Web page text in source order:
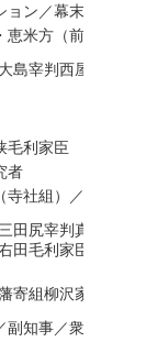
ョン／幕末維新期萩
恵米方（前大津宰判
島宰判西屋代村)／
毛利家臣
者
寺社組）／医師
田尻宰判真尾村)／
田毛利家臣)
寄組柳沢家臣)／村
副知事／衆議院議員